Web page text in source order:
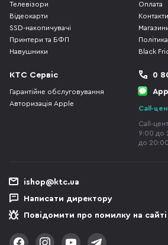
Телевізори
Відеокарти
SSD-накопичувачі
Принтери та БФП
Навушники
Оплата
Контакти
Black
КТС Сервіс
Гарантійне обслуговування
Авторизація Apple
0
Call-
Call-
9:00 до
до 20:00
ishop@ktc.ua
Написати директору
Повідомити про помилку на сайті